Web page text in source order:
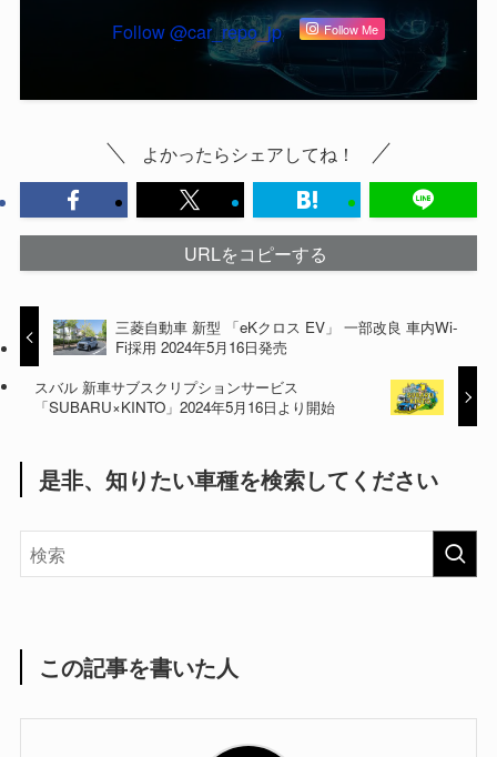
Follow @car_repo_jp Follow Me
よかったらシェアしてね！
URLをコピーする
三菱自動車 新型 「eKクロス EV」 一部改良 車内Wi-
Fi採用 2024年5月16日発売
スバル 新車サブスクリプションサービス
「SUBARU×KINTO」2024年5月16日より開始
是非、知りたい車種を検索してください
この記事を書いた人